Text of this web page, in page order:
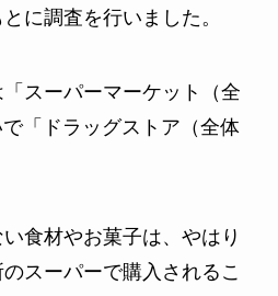
に調査を行いました。
スーパーマーケット（全
「ドラッグストア（全体
食材やお菓子は、やはり
スーパーで購入されるこ